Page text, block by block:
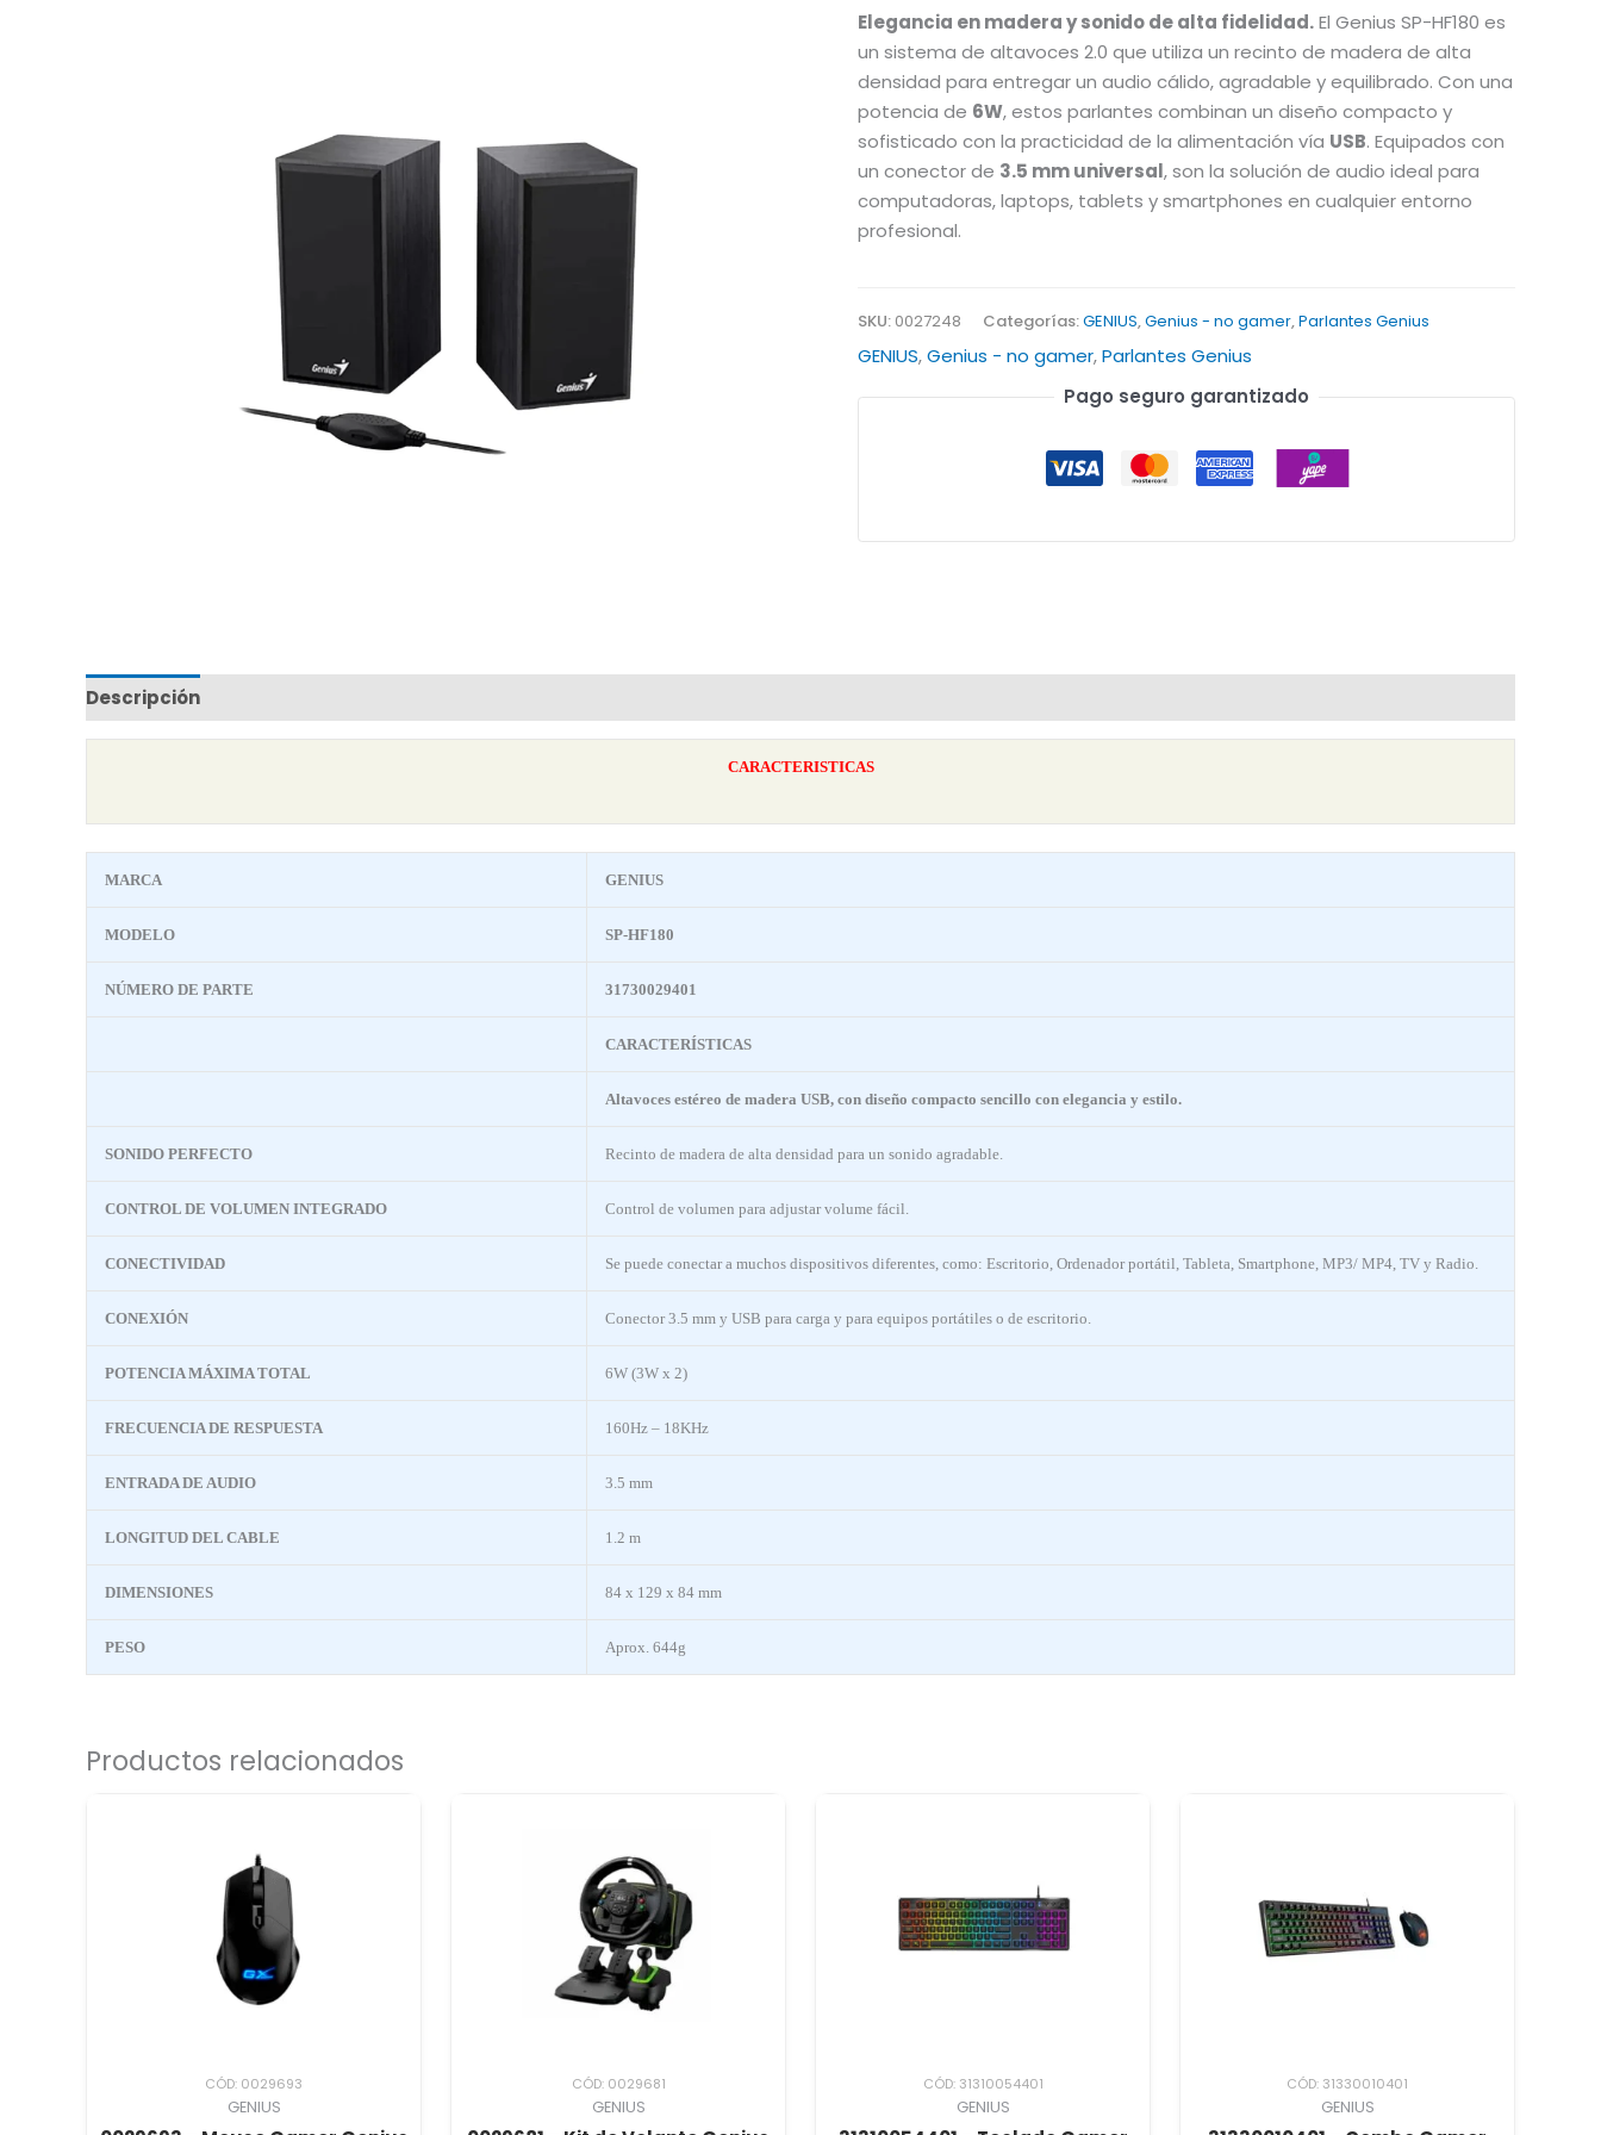
GENIUS,Genius - no gamer,Parlantes Genius
Elegancia en madera y sonido de alta fidelidad.El Genius SP-HF180 es
un sistema de altavoces 2.0 que utiliza un recinto de madera de alta
densidad para entregar un audio cálido, agradable y equilibrado. Con una
potencia de 6W, estos parlantes combinan un diseño compacto y
sofisticado con la practicidad de la alimentación vía USB. Equipados con
un conector de 3.5 mm universal, son la solución de audio ideal para
computadoras, laptops, tablets y smartphones en cualquier entorno
profesional.
SKU: 0027248 Categorías:GENIUS,Genius - no gamer,Parlantes Genius
Pago seguro garantizado
Descripción
CARACTERISTICAS
MARCA GENIUS
MODELO SP-HF180
NÚMERO DE PARTE 31730029401
CARACTERÍSTICAS
Altavoces estéreo de madera USB, con diseño compacto sencillo con elegancia y estilo.
SONIDO PERFECTO Recinto de madera de alta densidad para un sonido agradable.
CONTROL DE VOLUMEN INTEGRADO Control de volumen para adjustar volume fácil.
CONECTIVIDAD Se puede conectar a muchos dispositivos diferentes, como: Escritorio, Ordenador portátil, Tableta, Smartphone, MP3/ MP4, TV y Radio.
CONEXIÓN Conector 3.5 mm y USB para carga y para equipos portátiles o de escritorio.
POTENCIA MÁXIMA TOTAL 6W (3W x 2)
FRECUENCIA DE RESPUESTA 160Hz – 18KHz
ENTRADA DE AUDIO 3.5 mm
LONGITUD DEL CABLE 1.2 m
DIMENSIONES 84 x 129 x 84 mm
PESO Aprox. 644g
Productos relacionados
CÓD: 0029693
GENIUS
CÓD: 0029681
GENIUS
CÓD: 31310054401
GENIUS
CÓD: 31330010401
GENIUS